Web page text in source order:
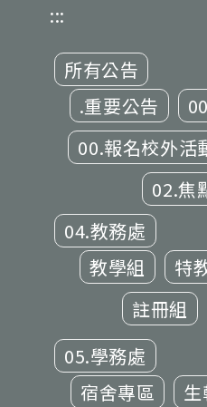
:::
所有公告
.重要公告
00.報名校外活
02.焦
04.教務處
教學組
特
註冊組
05.學務處
宿舍專區
生